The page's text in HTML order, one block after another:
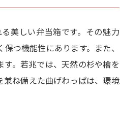
美しい弁当箱です。その魅力
つ機能性にあります。また、
。若兆では、天然の杉や檜を
ね備えた曲げわっぱは、環境